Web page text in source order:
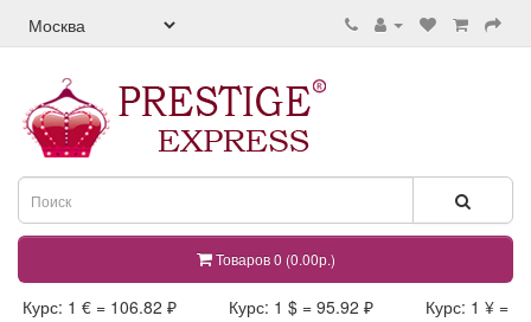
Товаров 0 (0.00р.)
Курс: 1 € = 106.82 ₽ Курс: 1 $ = 95.92 ₽ Курс: 1 ¥ =